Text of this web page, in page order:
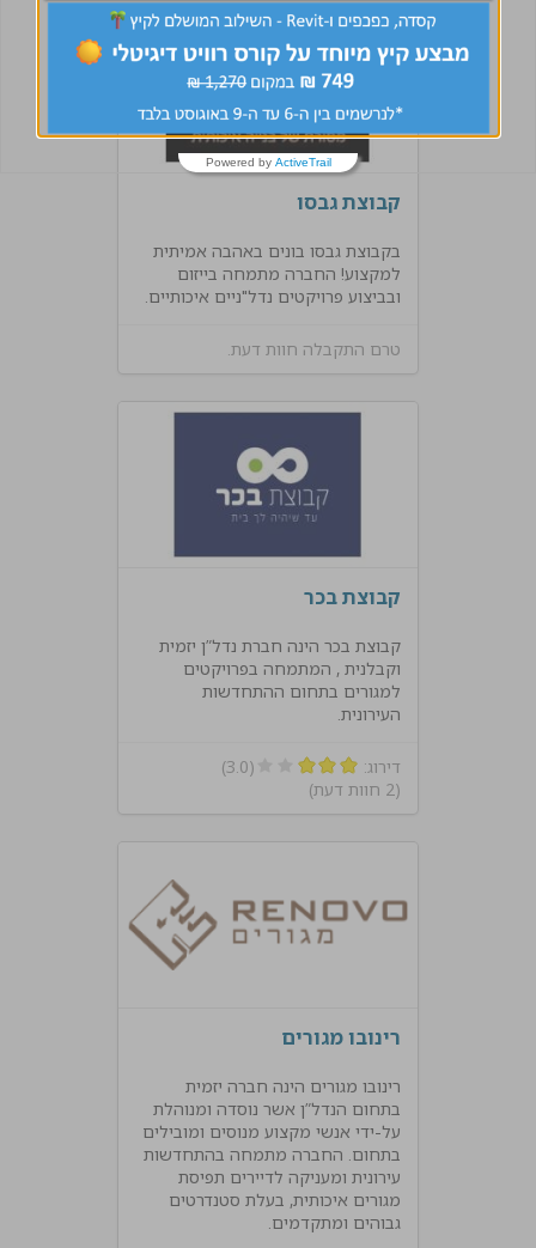
קבוצת גבסו
בקבוצת גבסו בונים באהבה אמיתית
למקצוע! החברה מתמחה בייזום
ובביצוע פרויקטים נדל"ניים איכותיים.
טרם התקבלה חוות דעת.
קבוצת בכר
קבוצת בכר הינה חברת נדל”ן יזמית
וקבלנית , המתמחה בפרויקטים
למגורים בתחום ההתחדשות
העירונית.
דירוג:
(3.0)
(2 חוות דעת)
רינובו מגורים
רינובו מגורים הינה חברה יזמית
בתחום הנדל”ן אשר נוסדה ומנוהלת
על-ידי אנשי מקצוע מנוסים ומובילים
בתחום. החברה מתמחה בהתחדשות
עירונית ומעניקה לדיירים תפיסת
מגורים איכותית, בעלת סטנדרטים
גבוהים ומתקדמים.
Powered by ActiveTrail